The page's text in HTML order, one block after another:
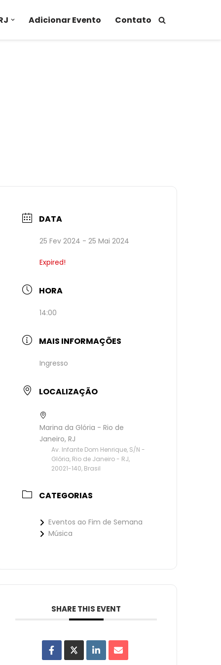
Adicionar Evento Contato
DATA
25 Fev 2024 - 25 Mai 2024
Expired!
HORA
14:00
MAIS INFORMAÇÕES
Ingresso
LOCALIZAÇÃO
Marina da Glória - Rio de
Janeiro, RJ
Av. Infante Dom Henrique, S/N -
Glória, Rio de Janeiro - RJ,
20021-140, Brasil
CATEGORIAS
Eventos ao Fim de Semana
Música
SHARE THIS EVENT